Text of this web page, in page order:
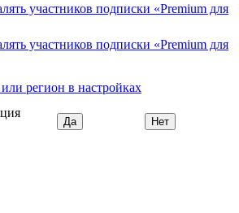
участников подписки «Premium для
участников подписки «Premium для
регион в настройках
Да Нет